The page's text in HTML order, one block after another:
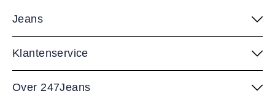
Jeans
Klantenservice
Over 247Jeans